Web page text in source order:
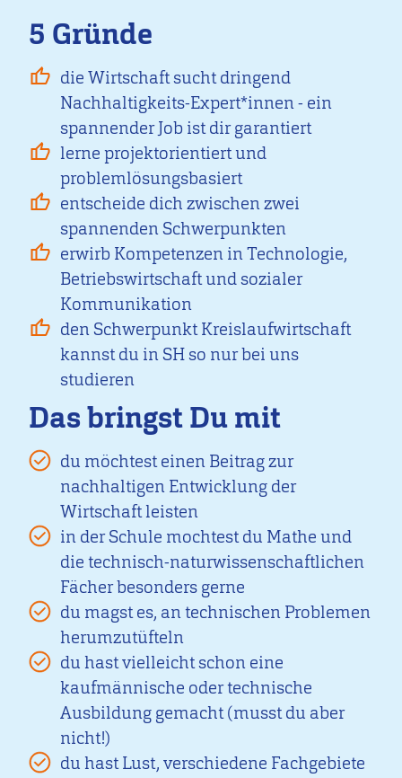
5 Gründe
die Wirtschaft sucht dringend
Nachhaltigkeits-Expert*innen - ein
spannender Job ist dir garantiert
lerne projektorientiert und
problemlösungsbasiert
entscheide dich zwischen zwei
spannenden Schwerpunkten
erwirb Kompetenzen in Technologie,
Betriebswirtschaft und sozialer
Kommunikation
den Schwerpunkt Kreislaufwirtschaft
kannst du in SH so nur bei uns
studieren
Das bringst Du mit
du möchtest einen Beitrag zur
nachhaltigen Entwicklung der
Wirtschaft leisten
in der Schule mochtest du Mathe und
die technisch-naturwissenschaftlichen
Fächer besonders gerne
du magst es, an technischen Problemen
herumzutüfteln
du hast vielleicht schon eine
kaufmännische oder technische
Ausbildung gemacht (musst du aber
nicht!)
du hast Lust, verschiedene Fachgebiete